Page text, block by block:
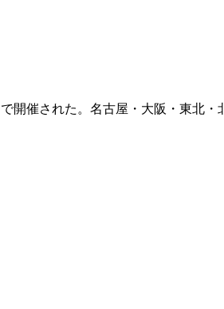
開催された。名古屋・大阪・東北・